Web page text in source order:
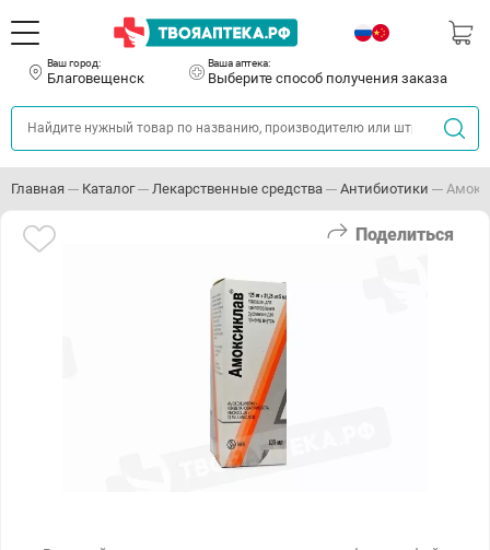
Ваш город:
Благовещенск
Ваша аптека:
Выберите способ получения заказа
Главная Каталог Лекарственные средства Антибиотики
Поделиться